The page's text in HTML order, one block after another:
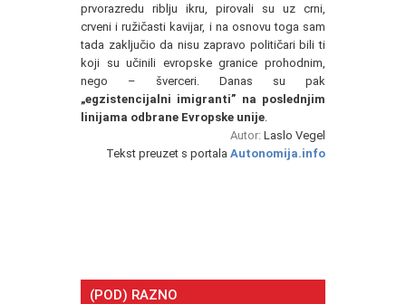
prvorazredu riblju ikru, pirovali su uz crni,
crveni i ružičasti kavijar, i na osnovu toga sam
tada zaključio da nisu zapravo političari bili ti
koji su učinili evropske granice prohodnim,
nego – šverceri. Danas su pak
„egzistencijalni imigranti” na poslednjim
linijama odbrane Evropske unije
Autor: Laslo Vegel
Tekst preuzet s portala Autonomija.info
(POD) RAZNO